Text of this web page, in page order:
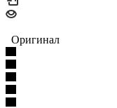
Оригинал